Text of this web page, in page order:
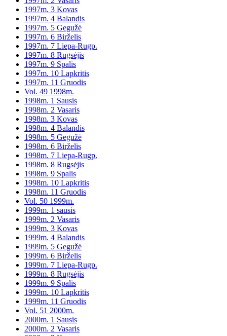
1997m. 3 Kovas
1997m. 4 Balandis
1997m. 5 Gegužė
1997m. 6 Birželis
1997m. 7 Liepa-Rugp.
1997m. 8 Rugsėjis
1997m. 9 Spalis
1997m. 10 Lapkritis
1997m. 11 Gruodis
Vol. 49 1998m.
1998m. 1 Sausis
1998m. 2 Vasaris
1998m. 3 Kovas
1998m. 4 Balandis
1998m. 5 Gegužė
1998m. 6 Birželis
1998m. 7 Liepa-Rugp.
1998m. 8 Rugsėjis
1998m. 9 Spalis
1998m. 10 Lapkritis
1998m. 11 Gruodis
Vol. 50 1999m.
1999m. 1 sausis
1999m. 2 Vasaris
1999m. 3 Kovas
1999m. 4 Balandis
1999m. 5 Gegužė
1999m. 6 Birželis
1999m. 7 Liepa-Rugp.
1999m. 8 Rugsėjis
1999m. 9 Spalis
1999m. 10 Lapkritis
1999m. 11 Gruodis
Vol. 51 2000m.
2000m. 1 Sausis
2000m. 2 Vasaris